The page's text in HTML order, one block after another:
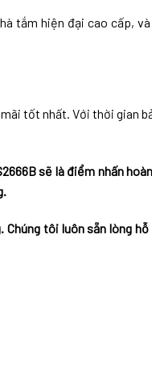
tắm hiện đại cao cấp,
tốt nhất. Với thời gian
sẽ là điểm nhấn
tôi luôn sẵn lòng